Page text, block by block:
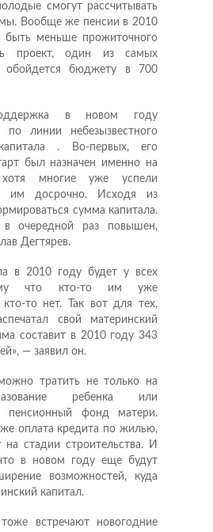
смогут рассчитывать
Вообще же пенсии в 2010
меньше прожиточного
проект, один из самых
обойдется бюджету в 700
в новом году
линии небезызвестного
. Во-первых, его
был назначен именно на
многие уже успели
им досрочно. Исходя из
сумма капитала.
очередной раз повышен,
Дегтярев.
в 2010 году будет у всех
что кто-то им уже
кто-то нет. Так вот для тех,
свой материнский
составит в 2010 году 343
— заявил он.
тратить не только на
ребенка или
пенсионный фонд матери.
оплата кредита по жилью,
на стадии строительства. И
в новом году еще будут
возможностей, куда
капитал.
встречают новогодние